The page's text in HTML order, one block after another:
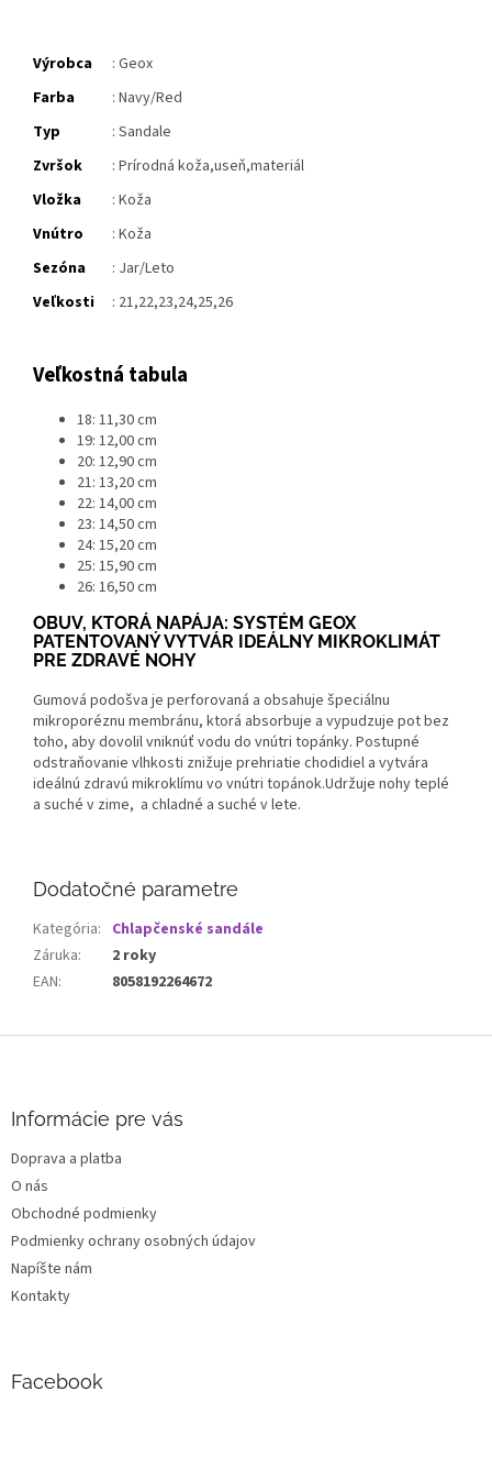
Výrobca
: Geox
Farba
: Navy/Red
Typ
: Sandale
Zvršok
: Prírodná koža,useň,materiál
Vložka
: Koža
Vnútro
: Koža
Sezóna
: Jar/Leto
Veľkosti
: 21,22,23,24,25,26
Veľkostná tabula
18: 11,30 cm
19: 12,00 cm
20: 12,90 cm
21: 13,20 cm
22: 14,00 cm
23: 14,50 cm
24: 15,20 cm
25: 15,90 cm
26: 16,50 cm
OBUV, KTORÁ NAPÁJA: SYSTÉM GEOX
PATENTOVANÝ VYTVÁR IDEÁLNY MIKROKLIMÁT
PRE ZDRAVÉ NOHY
Gumová podošva je perforovaná a obsahuje špeciálnu
mikroporéznu membránu, ktorá absorbuje a vypudzuje pot bez
toho, aby dovolil vniknúť vodu do vnútri topánky. Postupné
odstraňovanie vlhkosti znižuje prehriatie chodidiel a vytvára
ideálnú zdravú mikroklímu vo vnútri topánok.Udržuje nohy teplé
a suché v zime, a chladné a suché v lete.
Dodatočné parametre
Kategória: Chlapčenské sandále
Záruka:
2 roky
EAN: 8058192264672
e
Informácie pre vás
Doprava a platba
O nás
Obchodné podmienky
Podmienky ochrany osobných údajov
Napíšte nám
Kontakty
Facebook